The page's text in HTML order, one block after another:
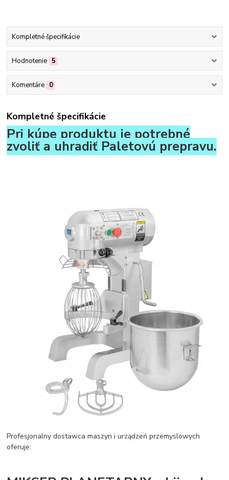
Kompletné špecifikácie
Hodnotenie 5
Komentáre 0
Kompletné špecifikácie
Pri kúpe produktu je potrebné
zvoliť a uhradiť Paletovú prepravu.
Profesjonalny dostawca maszyn i urządzeń przemyslowych
oferuje: